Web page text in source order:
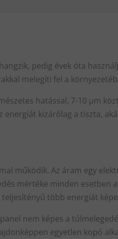
pedig évek óta
melegíti fel a
hatással, 7-10 µm
kizárólag a tiszta,
működik. Az áram egy
mértéke minden
több energiát
nem képes a
egyetlen kopó